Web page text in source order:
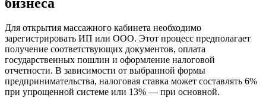
Для открытия массажного кабинета необходимо
зарегистрировать ИП или ООО. Этот процесс предполагает
получение соответствующих документов, оплата
государственных пошлин и оформление налоговой
отчетности. В зависимости от выбранной формы
предпринимательства, налоговая ставка может составлять 6%
при упрощенной системе или 13% — при основной.